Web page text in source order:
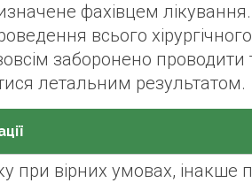
фахівцем
всього
заборонено проводити
летальним результатом.
вірних умовах, інакше